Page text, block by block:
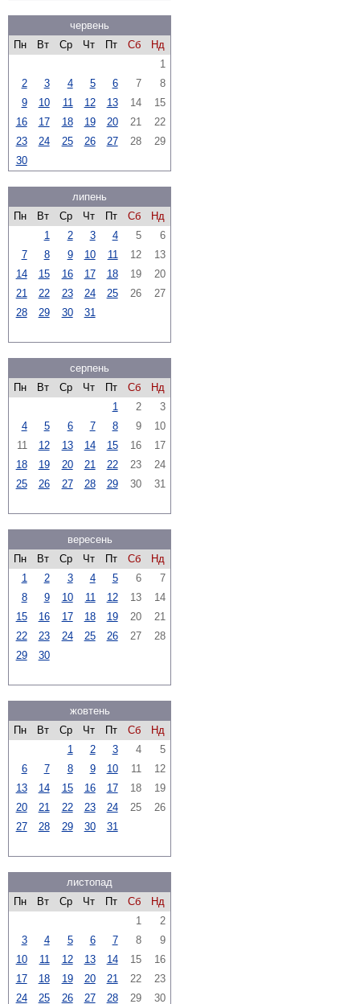
червень
Пн
Вт Ср Чт Пт Сб
Нд
1
2
3 4 5 6 7
8
9
10 11 12 13 14
15
16
17 18 19 20 21
22
23
24 25 26 27 28
29
30
липень
Пн
Вт Ср Чт Пт Сб
Нд
1
2 3 4 5
6
7
8 9 10 11 12
13
14
15 16 17 18 19
20
21
22 23 24 25 26
27
28
29 30 31
серпень
Пн
Вт Ср Чт Пт Сб
Нд
1
2
3
4
5 6 7 8 9
10
11
12 13 14 15 16
17
18
19 20 21 22 23
24
25
26 27 28 29 30 31
вересень
Пн
Вт Ср Чт Пт Сб
Нд
1
2 3 4 5 6
7
8
9 10 11 12 13
14
15
16 17 18 19 20
21
22
23 24 25 26 27
28
29
30
жовтень
Пн
Вт Ср Чт Пт Сб
Нд
1
2 3 4
5
6
7 8 9 10 11
12
13
14 15 16 17 18
19
20
21 22 23 24 25
26
27
28 29 30 31
листопад
Пн
Вт Ср Чт Пт Сб
Нд
1
2
3
4 5 6 7 8
9
10
11 12 13 14 15
16
17
18 19 20 21 22
23
24
25 26 27 28 29 30